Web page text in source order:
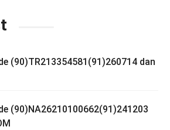
(90)TR213354581(91)260714 dan
(90)NA26210100662(91)241203